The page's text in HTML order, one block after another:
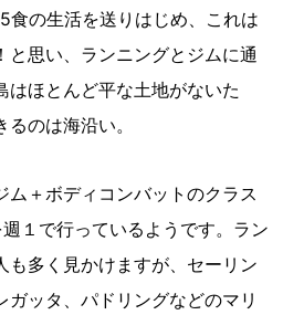
食の生活を送りはじめ、これは
と思い、ランニングとジムに通
はほとんど平な土地がないた
のは海沿い。
ム＋ボディコンバットのクラス
１で行っているようです。ラン
も多く見かけますが、セーリン
ッタ、パドリングなどのマリ